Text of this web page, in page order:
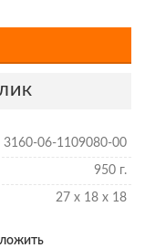
3160-06-1109080-00
950 г.
27 х 18 х 18